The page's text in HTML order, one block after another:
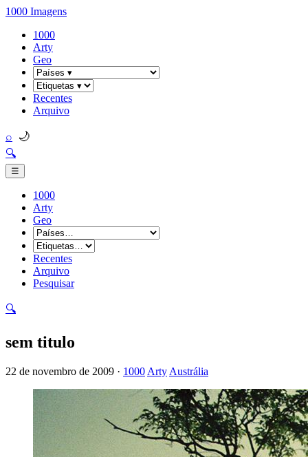
1000 Imagens
1000
Arty
Geo
Recentes
Arquivo
⌕ 🌙
🔍
☰
1000
Arty
Geo
Recentes
Arquivo
Pesquisar
🔍
sem titulo
22 de novembro de 2009 · 1000 Arty Austrália